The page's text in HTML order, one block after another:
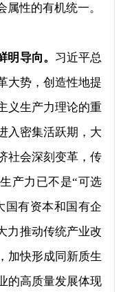
性的有机统一。
导向。 习近平总
大势，创造性地提
义生产力理论的重
入密集活跃期，大
社会深刻变革，传
产力已不是“可选
国有资本和国有企
力推动传统产业改
加快形成同新质生
的高质量发展体现